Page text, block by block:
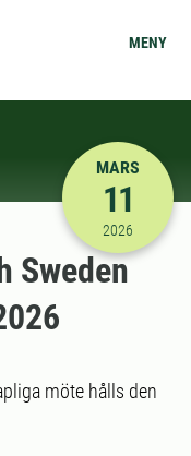
MENY
2026-03-
MARS
11
2026
Sweden
möte hålls den